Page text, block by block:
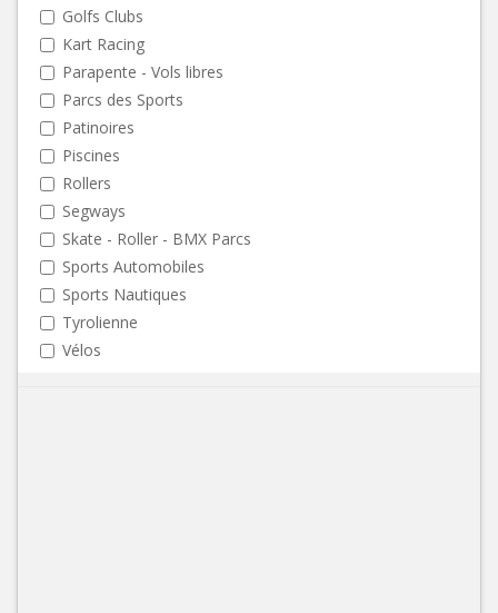
Golfs Clubs
Kart Racing
Parapente - Vols libres
Parcs des Sports
Patinoires
Piscines
Rollers
Segways
Skate - Roller - BMX Parcs
Sports Automobiles
Sports Nautiques
Tyrolienne
Vélos